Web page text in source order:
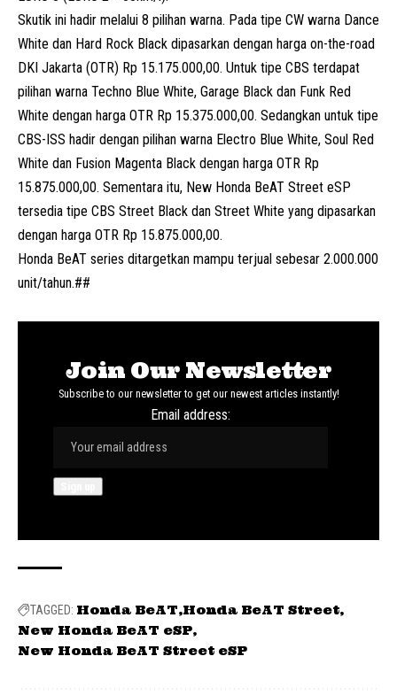
Skutik ini hadir melalui 8 pilihan warna. Pada tipe CW warna Dance
White dan Hard Rock Black dipasarkan dengan harga on-the-road
DKI Jakarta (OTR) Rp 15.175.000,00. Untuk tipe CBS terdapat
pilihan warna Techno Blue White, Garage Black dan Funk Red
White dengan harga OTR Rp 15.375.000,00. Sedangkan untuk tipe
CBS-ISS hadir dengan pilihan warna Electro Blue White, Soul Red
White dan Fusion Magenta Black dengan harga OTR Rp
15.875.000,00. Sementara itu, New Honda BeAT Street eSP
tersedia tipe CBS Street Black dan Street White yang dipasarkan
dengan harga OTR Rp 15.875.000,00.
Honda BeAT series ditargetkan mampu terjual sebesar 2.000.000
unit/tahun.##
Join Our Newsletter
Subscribe to our newsletter to get our newest articles instantly!
Email address:
TAGGED: Honda BeAT Honda BeAT Street
New Honda BeAT eSP
New Honda BeAT Street eSP